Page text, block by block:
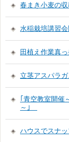
春まき小麦の収
水稲栽培講習
田植え作業真っ
立茎アスパラ
｢青空教室開催
～｣
ハウスでスナッ